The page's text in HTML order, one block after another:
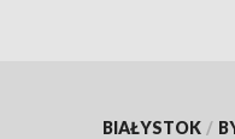
BIAŁYSTOK /